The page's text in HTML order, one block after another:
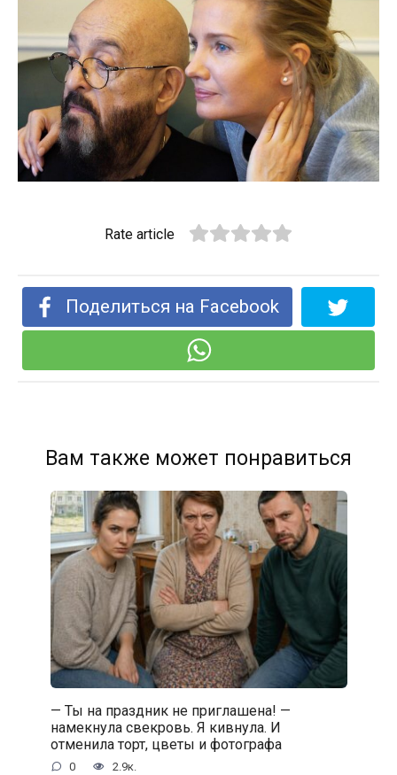
Rate article
Поделиться на Facebook
Вам также может понравиться
— Ты на праздник не приглашена! —
намекнула свекровь. Я кивнула. И
отменила торт, цветы и фотографа
0 2.9к.